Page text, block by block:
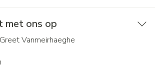
met ons op
Vanmeirhaeghe